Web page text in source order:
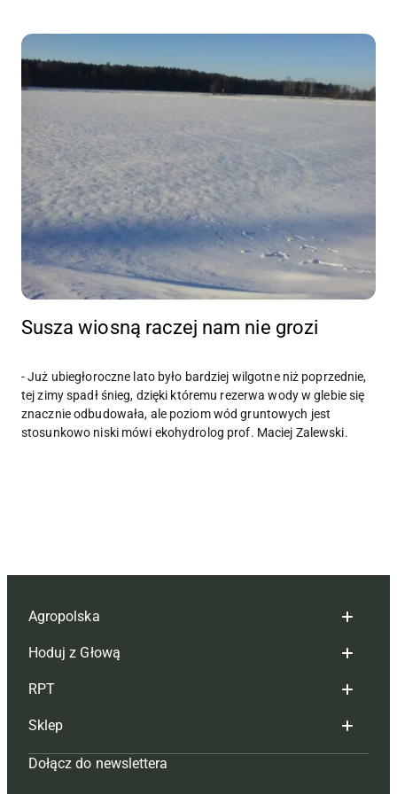
Susza wiosną raczej nam nie grozi
- Już ubiegłoroczne lato było bardziej wilgotne niż poprzednie,
tej zimy spadł śnieg, dzięki któremu rezerwa wody w glebie się
znacznie odbudowała, ale poziom wód gruntowych jest
stosunkowo niski mówi ekohydrolog prof. Maciej Zalewski.
Agropolska
Redakcja
Reklama
Tagi
Mapa serwisu
Hoduj z Głową
Hoduj z głową bydło
Hoduj z głową świnie
Prenumerata
RPT
Redakcja
Prenumerata
Sklep
Czasopisma i prenumerata
Dołącz do newslettera